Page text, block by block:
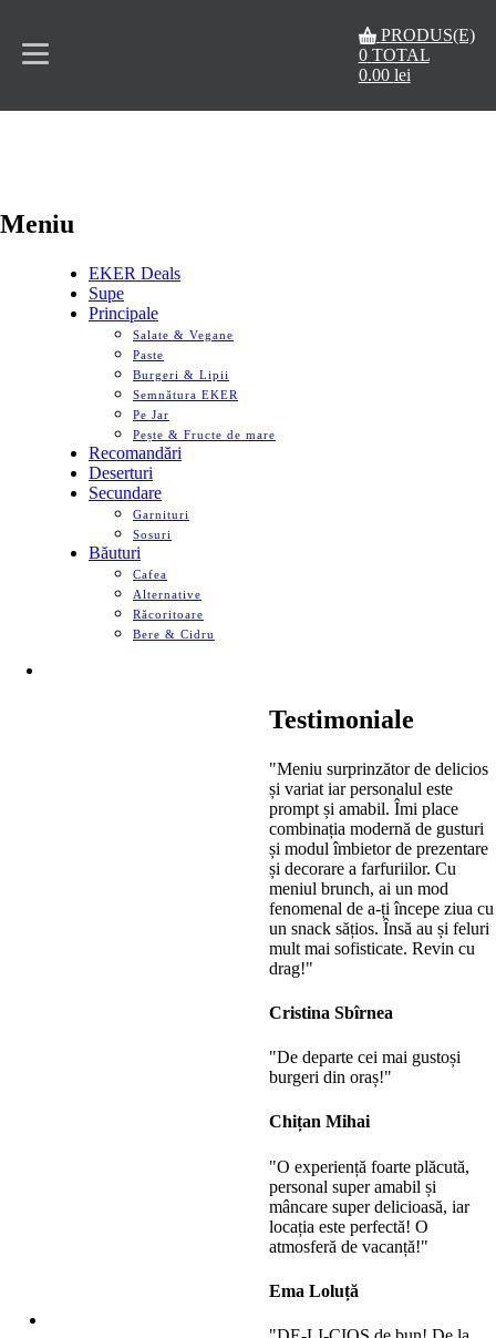
PRODUS(E)
0 TOTAL
0.00 lei
Rezervări
Meniu
EKER Deals
Supe
Principale
Salate & Vegane
Paste
Burgeri & Lipii
Semnătura EKER
Pe Jar
Pește & Fructe de mare
Recomandări
Deserturi
Secundare
Garnituri
Sosuri
Băuturi
Cafea
Alternative
Răcoritoare
Bere & Cidru
Testimoniale
"Meniu surprinzător de delicios
și variat iar personalul este
prompt și amabil. Îmi place
combinația modernă de gusturi
și modul îmbietor de prezentare
și decorare a farfuriilor. Cu
meniul brunch, ai un mod
fenomenal de a-ți începe ziua cu
un snack sățios. Însă au și feluri
mult mai sofisticate. Revin cu
drag!"
Cristina Sbîrnea
"De departe cei mai gustoși
burgeri din oraș!"
Chițan Mihai
"O experiență foarte plăcută,
personal super amabil și
mâncare super delicioasă, iar
locația este perfectă! O
atmosferă de vacanță!"
Ema Loluță